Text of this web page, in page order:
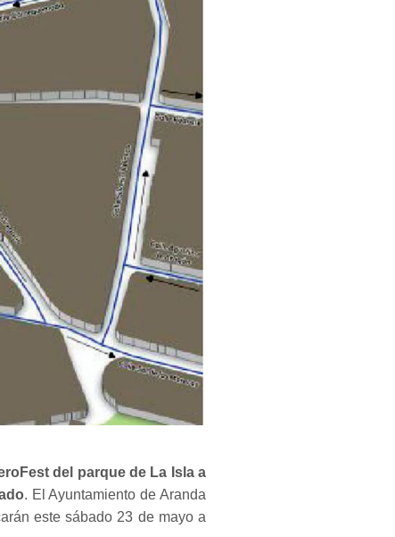
del parque de La Isla a
. El Ayuntamiento de Aranda
este sábado 23 de mayo a